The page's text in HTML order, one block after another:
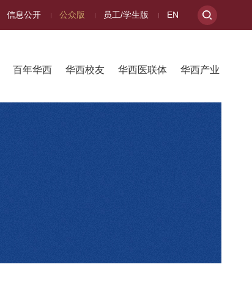
信息公开 公众版 员工/学生版 EN
百年华西 华西校友 华西医联体 华西产业